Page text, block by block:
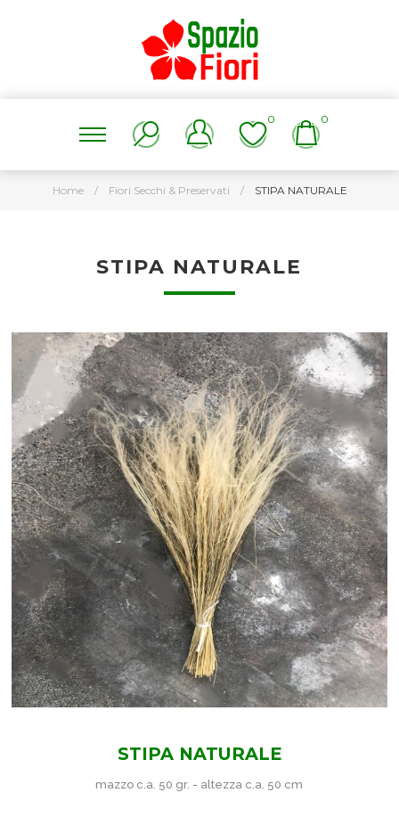
0 0
Home / Fiori Secchi & Preservati / STIPA NATURALE
STIPA NATURALE
STIPA NATURALE
mazzo c.a. 50 gr. - altezza c.a. 50 cm